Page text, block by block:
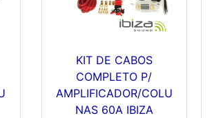
KIT DE CABOS
COMPLETO P/
AMPLIFICADOR/COLU
NAS 60A IBIZA